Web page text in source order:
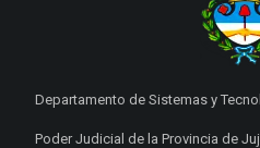
Departamento de Sistemas y
Poder Judicial de la Provincia de